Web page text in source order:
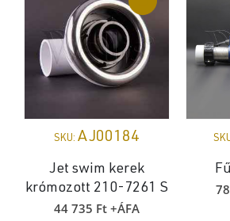
SKU: AJ00184
Jet swim kerek
krómozott 210-7261 S
44 735 Ft +ÁFA